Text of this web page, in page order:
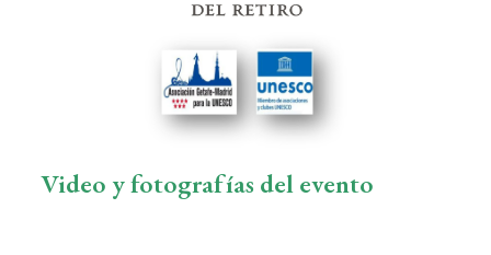
Video y fotografías del evento